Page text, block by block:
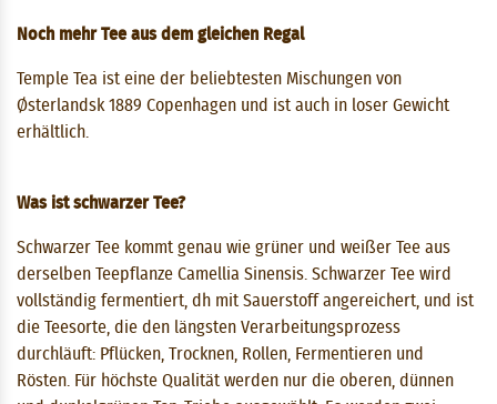
Noch mehr Tee aus dem gleichen Regal
Temple Tea ist eine der beliebtesten Mischungen von
Østerlandsk 1889 Copenhagen und ist auch in loser Gewicht
erhältlich.
Was ist schwarzer Tee?
Schwarzer Tee kommt genau wie grüner und weißer Tee aus
derselben Teepflanze Camellia Sinensis. Schwarzer Tee wird
vollständig fermentiert, dh mit Sauerstoff angereichert, und ist
die Teesorte, die den längsten Verarbeitungsprozess
durchläuft: Pflücken, Trocknen, Rollen, Fermentieren und
Rösten. Für höchste Qualität werden nur die oberen, dünnen